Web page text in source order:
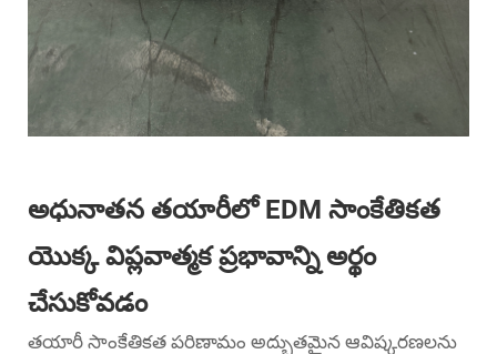
అధునాతన తయారీలో EDM సాంకేతికత
యొక్క విప్లవాత్మక ప్రభావాన్ని అర్థం
చేసుకోవడం
తయారీ సాంకేతికత పరిణామం అద్భుతమైన ఆవిష్కరణలను